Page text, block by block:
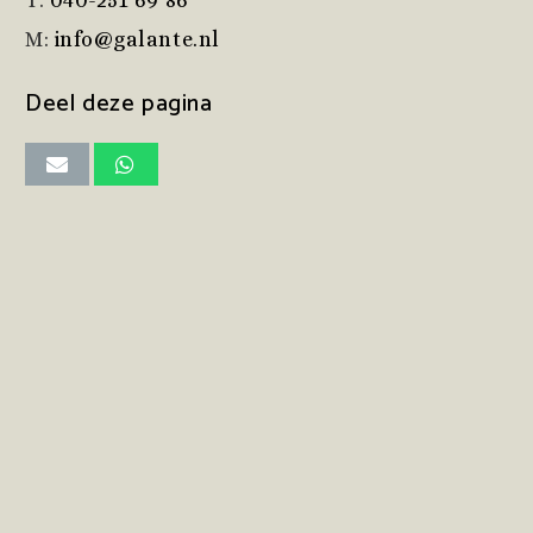
M: info@galante.nl
Deel deze pagina